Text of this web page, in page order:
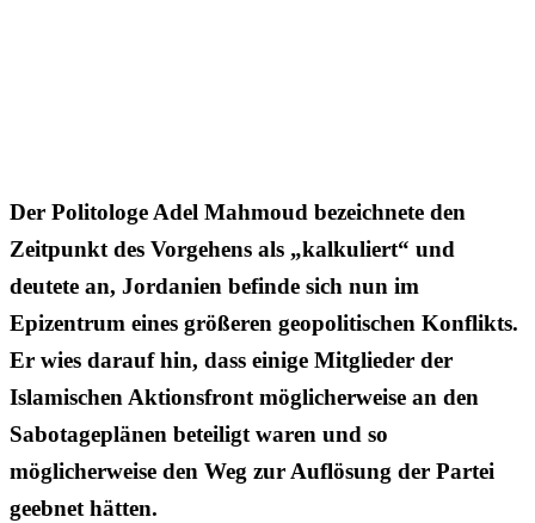
Der Politologe Adel Mahmoud bezeichnete den
Zeitpunkt des Vorgehens als „kalkuliert“ und
deutete an, Jordanien befinde sich nun im
Epizentrum eines größeren geopolitischen Konflikts.
Er wies darauf hin, dass einige Mitglieder der
Islamischen Aktionsfront möglicherweise an den
Sabotageplänen beteiligt waren und so
möglicherweise den Weg zur Auflösung der Partei
geebnet hätten.